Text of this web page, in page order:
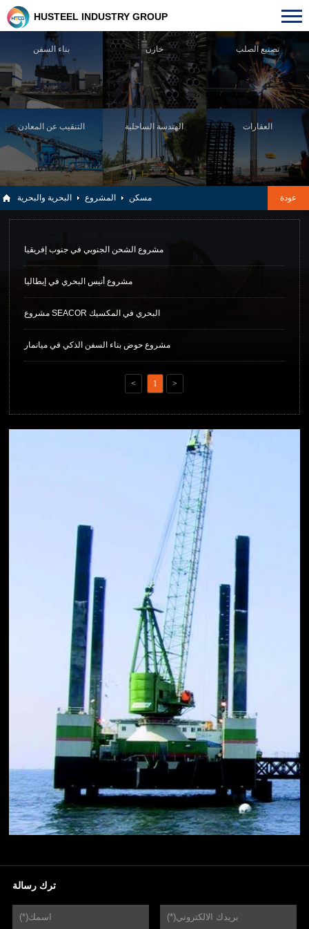
بناء السفن خازن تصنيع الصلب
التنقيب عن المعادن الهندسة الساحلية العقارات
HUSTEEL INDUSTRY GROUP
عودة مسكن المشروع البحرية والبحرية
مشروع الشحن الجنوبي في جنوب إفريقيا
مشروع أنيس البحري في إيطاليا
مشروع SEACOR البحري في المكسيك
مشروع حوض بناء السفن الذكي في ميانمار
< 1 >
ترك رسالة